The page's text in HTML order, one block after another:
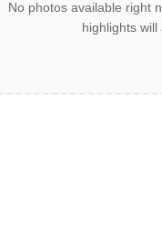
No photos available right
highlights will